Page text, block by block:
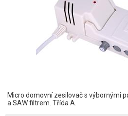
Micro domovní zesilovač s výbornými
a SAW filtrem. Třída A.